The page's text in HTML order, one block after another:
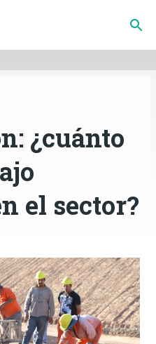
principal
¿cuánto
el sector?